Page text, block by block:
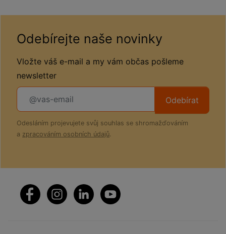
Odebírejte naše novinky
Vložte váš e-mail a my vám občas pošleme
newsletter
Odebírat
Odesláním projevujete svůj souhlas se shromažďováním
a zpracováním osobních údajů.